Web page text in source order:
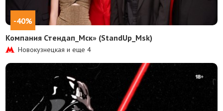
-40%
Компания Стендап_Мск» (StandUp_Msk)
Новокузнецкая и еще4